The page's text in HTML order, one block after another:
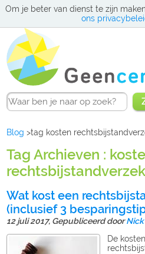
Om je beter van dienst te zijn
ons
Blog >tag kosten
Tag Archieven :
Wat kost een
(inclusief 3
12 juli 2017, Gepubliceerd door
De